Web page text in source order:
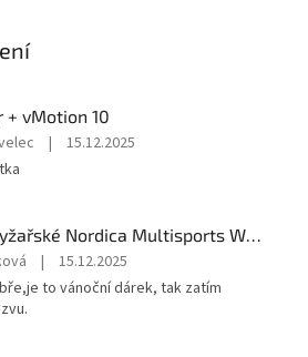
+ vMotion 10
|
15.12.2025
Ponožky lyžařské Nordica Multisports Winter dvojbalení
|
15.12.2025
to vánoční dárek, tak zatím